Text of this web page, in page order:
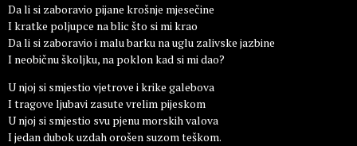
Da li si zaboravio pijane krošnje mjesečine
I kratke poljupce na blic što si mi krao
Da li si zaboravio i malu barku na uglu zalivske jazbine
I neobičnu školjku, na poklon kad si mi dao?
U njoj si smjestio vjetrove i krike galebova
I tragove ljubavi zasute vrelim pijeskom
U njoj si smjestio svu pjenu morskih valova
I jedan dubok uzdah orošen suzom teškom.